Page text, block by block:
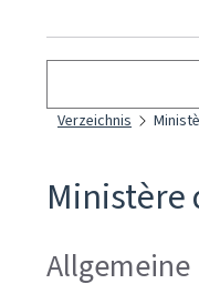
Verzeichnis
Ministère